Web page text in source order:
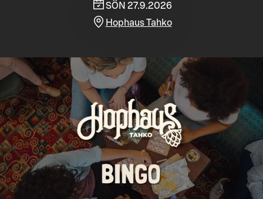
SÖN 27.9.2026
Hophaus Tahko